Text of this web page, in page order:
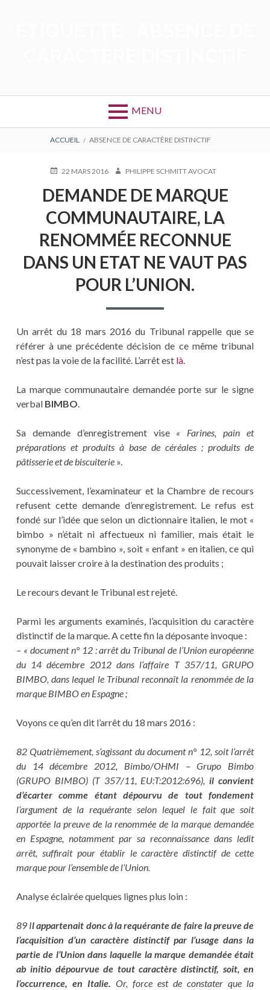
MENU
D'ARIANE
ACCUEIL ABSENCE DE CARACTÈRE DISTINCTIF
PUBLIÉ22 MARS 2016 AUTEURPHILIPPE SCHMITT AVOCAT
DEMANDE DE MARQUE
COMMUNAUTAIRE, LA
RENOMMÉE RECONNUE
DANS UN ETAT NE VAUT PAS
POUR L’UNION.
Un arrêt du 18 mars 2016 du Tribunal rappelle que se
référer à une précédente décision de ce même tribunal
n’est pas la voie de la facilité. L’arrêt est là.
La marque communautaire demandée porte sur le signe
verbal BIMBO.
Sa demande d’enregistrement vise « Farines, pain et
préparations et produits à base de céréales ; produits de
pâtisserie et de biscuiterie».
Successivement, l’examinateur et la Chambre de recours
refusent cette demande d’enregistrement. Le refus est
fondé sur l’idée que selon un dictionnaire italien, le mot «
bimbo » n’était ni affectueux ni familier, mais était le
synonyme de « bambino », soit « enfant » en italien, ce qui
pouvait laisser croire à la destination des produits ;
Le recours devant le Tribunal est rejeté.
Parmi les arguments examinés, l’acquisition du caractère
distinctif de la marque. A cette fin la déposante invoque :
– « document n° 12 : arrêt du Tribunal de l’Union européenne
du 14 décembre 2012 dans l’affaire T 357/11, GRUPO
BIMBO, dans lequel le Tribunal reconnaît la renommée de la
marque BIMBO en Espagne ;
Voyons ce qu’en dit l’arrêt du 18 mars 2016 :
82 Quatrièmement, s’agissant du document n° 12, soit l’arrêt
du 14 décembre 2012, Bimbo/OHMI – Grupo Bimbo
(GRUPO BIMBO) (T 357/11, EU:T:2012:696), il convient
d’écarter comme étant dépourvu de tout fondement
l’argument de la requérante selon lequel le fait que soit
apportée la preuve de la renommée de la marque demandée
en Espagne, notamment par sa reconnaissance dans ledit
arrêt, suffirait pour établir le caractère distinctif de cette
marque pour l’ensemble de l’Union.
Analyse éclairée quelques lignes plus loin :
89 Il appartenait donc à la requérante de faire la preuve de
l’acquisition d’un caractère distinctif par l’usage dans la
partie de l’Union dans laquelle la marque demandée était
ab initio dépourvue de tout caractère distinctif, soit, en
l’occurrence, en Italie. Or, force est de constater que la